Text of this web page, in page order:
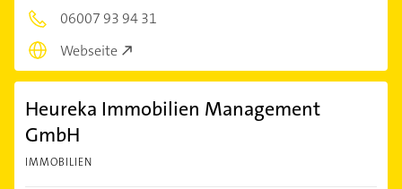
06007 93 94 31
Webseite
Heureka Immobilien Management
GmbH
IMMOBILIEN